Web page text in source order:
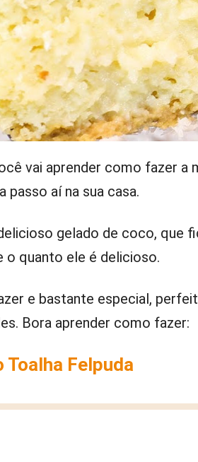
vai aprender como fazer a
passo aí na sua casa.
gelado de coco, que
o quanto ele é delicioso.
e bastante especial,
Bora aprender como fazer:
Toalha Felpuda